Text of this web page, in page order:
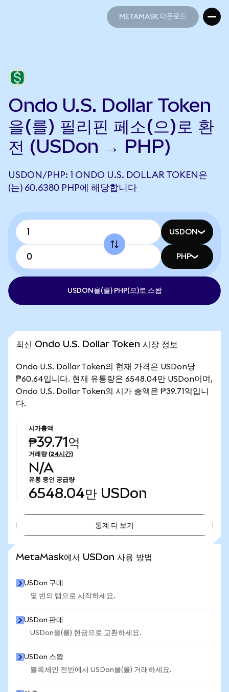
METAMASK 다운로드
Ondo U.S. Dollar Token
을(를) 필리핀 페소(으)로 환
전 (USDon → PHP)
USDON/PHP: 1 ONDO U.S. DOLLAR TOKEN은
(는) 60.6380 PHP에 해당합니다
USDON
PHP
USDON을(를) PHP(으)로 스왑
최신 Ondo U.S. Dollar Token 시장 정보
Ondo U.S. Dollar Token의 현재 가격은 USDon당
₱60.64입니다. 현재 유통량은 6548.04만 USDon이며,
Ondo U.S. Dollar Token의 시가 총액은 ₱39.71억입니
다.
시가총액
₱39.71억
거래량 (24시간)
N/A
유통 중인 공급량
6548.04만 USDon
통계 더 보기
MetaMask에서 USDon 사용 방법
USDon 구매
몇 번의 탭으로 시작하세요.
USDon 판매
USDon을(를) 현금으로 교환하세요.
USDon 스왑
블록체인 전반에서 USDon을(를) 거래하세요.